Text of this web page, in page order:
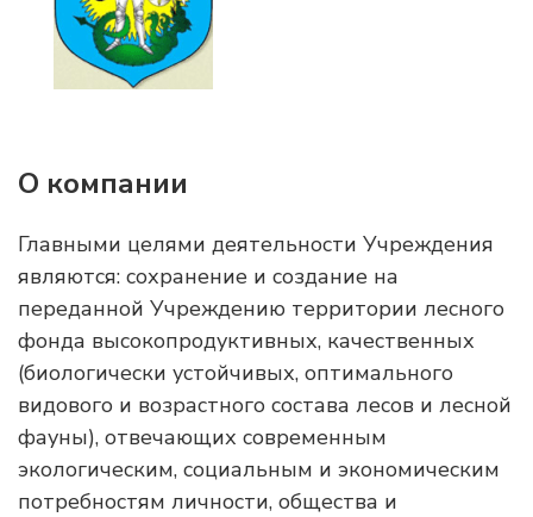
О компании
Главными целями деятельности Учреждения
являются: сохранение и создание на
переданной Учреждению территории лесного
фонда высокопродуктивных, качественных
(биологически устойчивых, оптимального
видового и возрастного состава лесов и лесной
фауны), отвечающих современным
экологическим, социальным и экономическим
потребностям личности, общества и